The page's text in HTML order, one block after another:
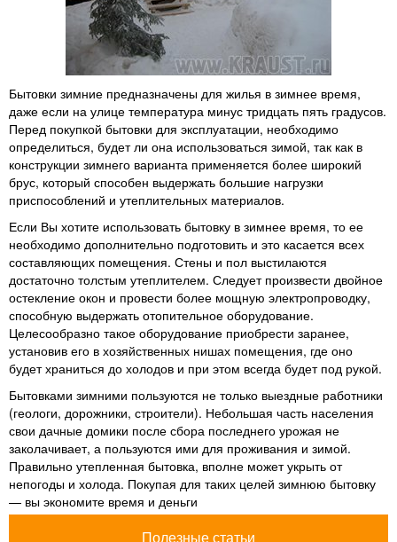
Бытовки зимние предназначены для жилья в зимнее время,
даже если на улице температура минус тридцать пять градусов.
Перед покупкой бытовки для эксплуатации, необходимо
определиться, будет ли она использоваться зимой, так как в
конструкции зимнего варианта применяется более широкий
брус, который способен выдержать большие нагрузки
приспособлений и утеплительных материалов.
Если Вы хотите использовать бытовку в зимнее время, то ее
необходимо дополнительно подготовить и это касается всех
составляющих помещения. Стены и пол выстилаются
достаточно толстым утеплителем. Следует произвести двойное
остекление окон и провести более мощную электропроводку,
способную выдержать отопительное оборудование.
Целесообразно такое оборудование приобрести заранее,
установив его в хозяйственных нишах помещения, где оно
будет храниться до холодов и при этом всегда будет под рукой.
Бытовками зимними пользуются не только выездные работники
(геологи, дорожники, строители). Небольшая часть населения
свои дачные домики после сбора последнего урожая не
заколачивает, а пользуются ими для проживания и зимой.
Правильно утепленная бытовка, вполне может укрыть от
непогоды и холода. Покупая для таких целей зимнюю бытовку
— вы экономите время и деньги
Полезные статьи